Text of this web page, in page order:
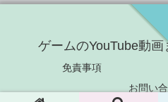
ゲームのYouTube動
免責事項
お問い